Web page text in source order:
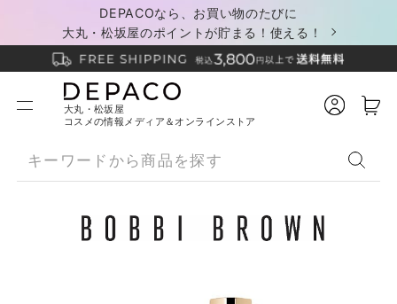
DEPACOなら、お買い物のたびに
大丸・松坂屋のポイントが貯まる！使える！
大丸・松坂屋
コスメの情報メディア＆オンラインストア